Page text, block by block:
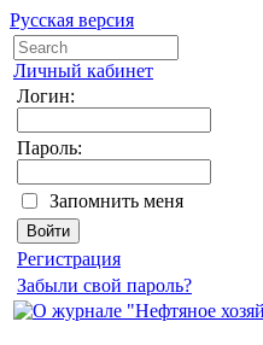
Русская версия
Личный кабинет
Логин:
Пароль:
Запомнить меня
Регистрация
Забыли свой пароль?